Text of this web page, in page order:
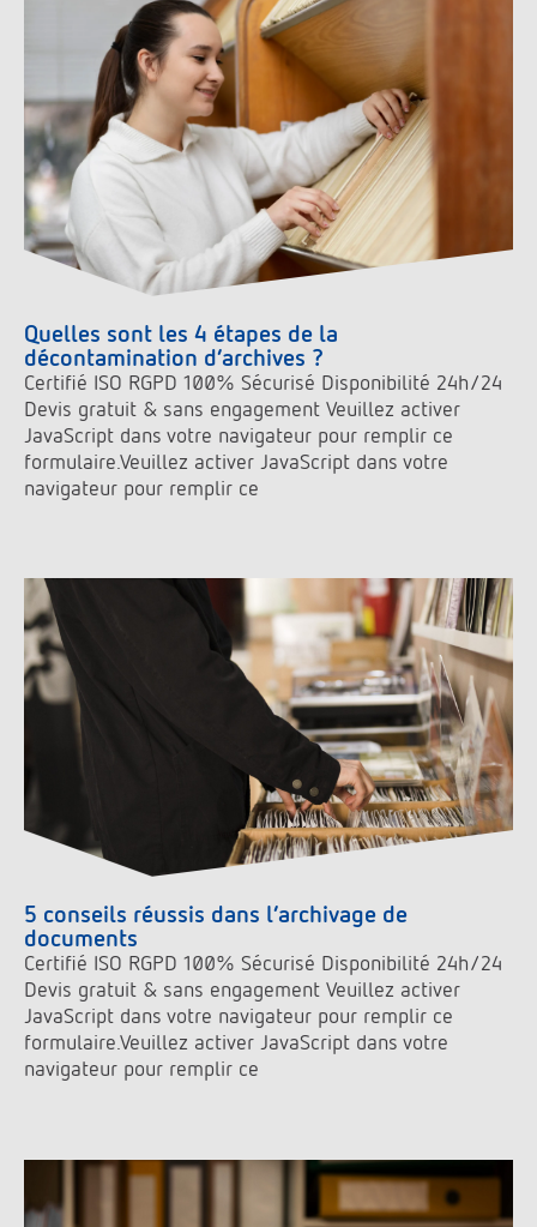
Quelles sont les 4 étapes de la
décontamination d’archives ?
Certifié ISO RGPD 100% Sécurisé Disponibilité 24h/24
Devis gratuit & sans engagement Veuillez activer
JavaScript dans votre navigateur pour remplir ce
formulaire.Veuillez activer JavaScript dans votre
navigateur pour remplir ce
5 conseils réussis dans l’archivage de
documents
Certifié ISO RGPD 100% Sécurisé Disponibilité 24h/24
Devis gratuit & sans engagement Veuillez activer
JavaScript dans votre navigateur pour remplir ce
formulaire.Veuillez activer JavaScript dans votre
navigateur pour remplir ce